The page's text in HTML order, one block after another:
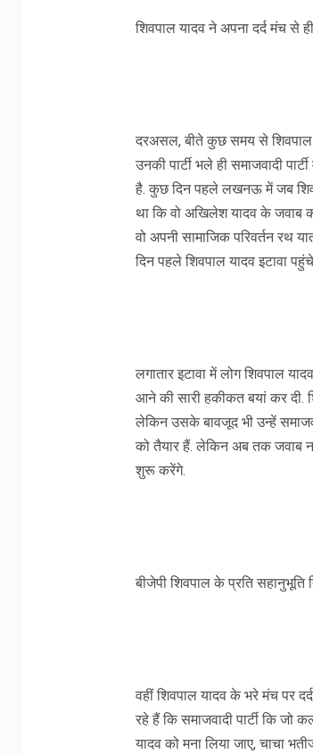
शिवपाल यादव ने अपना दर्द मंच से
दरअसल, बीते कुछ समय से
उनकी पार्टी भले ही समाजवादी
है. कुछ दिन पहले लखनऊ में जब
था कि वो अखिलेश यादव के जवाब
वो अपनी सामाजिक परिवर्तन रथ
दिन पहले शिवपाल यादव इटावा
लगातार इटावा में लोग शिवपाल
आने की सारी हकीकत बयां कर दी.
लेकिन उसके बावजूद भी उन्हें
को तैयार हैं. लेकिन अब तक जवाब
शुरू करेंगे.
बीजेपी शिवपाल के प्रति सहानुभूति
वहीं शिवपाल यादव के भरे मंच पर
रहे हैं कि समाजवादी पार्टी कि जो
यादव को मना लिया जाए, चाचा